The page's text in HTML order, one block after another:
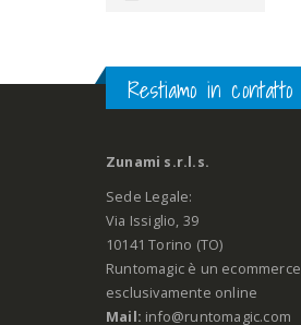
Restiamo in contatto
Zunami s.r.l.s.
Sede Legale:
Via Issiglio, 39
10141 Torino (TO)
Runtomagic è un ecommerce
esclusivamente online
Mail: info@runtomagic.com